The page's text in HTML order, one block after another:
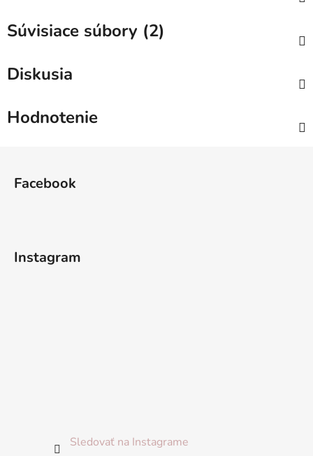
Súvisiace súbory (2)
Diskusia
Hodnotenie
Facebook
Instagram
Sledovať na Instagrame